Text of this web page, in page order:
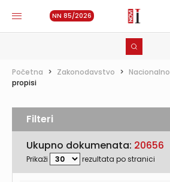
NN 85/2026
Početna > Zakonodavstvo > Nacionalno
propisi
Ukupno dokumenata: 20656
Prikaži rezultata po stranici
Filteri